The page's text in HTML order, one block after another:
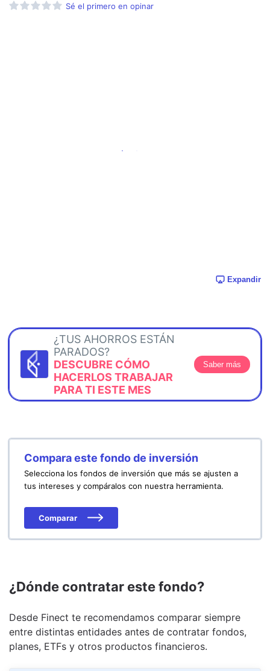
Sé el primero en opinar
Expandir
¿TUS AHORROS ESTÁN
PARADOS?
DESCUBRE CÓMO
HACERLOS TRABAJAR
PARA TI ESTE MES
Saber más
Compara este fondo de inversión
Selecciona los fondos de inversión que más se ajusten a
tus intereses y compáralos con nuestra herramienta.
Comparar
¿Dónde contratar este fondo?
Desde Finect te recomendamos comparar siempre
entre distintas entidades antes de contratar fondos,
planes, ETFs y otros productos financieros.